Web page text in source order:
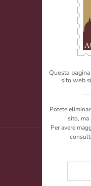
Questa
sito web
Potete
sito, ma
Per avere